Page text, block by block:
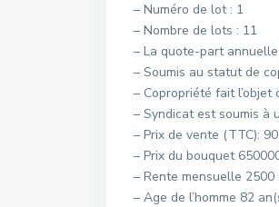
– Numéro de lot : 1
– Nombre de lots : 11
– La quote-part
– Soumis au statut de
– Copropriété fait l’objet
– Syndicat est soumis à
– Prix de vente (TTC):
– Prix du bouquet
– Rente mensuelle
– Age de l’homme 82